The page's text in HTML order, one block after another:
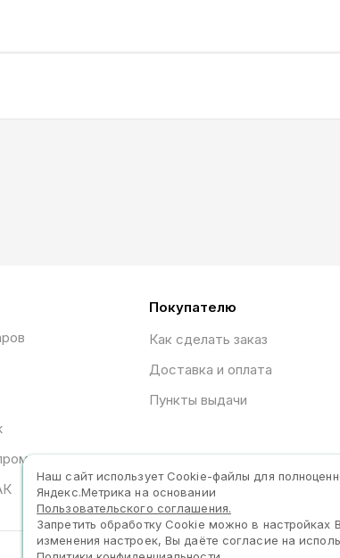
Покупателю
Как сделать заказ
Доставка и оплата
Пункты выдачи
Наш сайт использует Сookie-файлы для
Яндекс.Метрика на основании
Пользовательского соглашения.
Запретить обработку Cookie можно в
изменения настроек, Вы даёте согласие на